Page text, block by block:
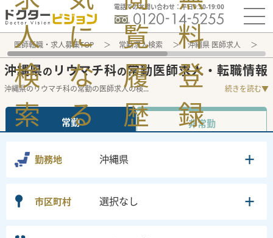
電話でのお問い合わせ：平日9:30-19:00
人
検
索
に
な
る
覧
履
歴
料
登
録
医師転職・求人募集TOP 常勤求人検索 沖縄県 医師求人
沖縄県の リウマチ科の常勤医師求人・転職情報
沖縄県のリウマチ科の常勤の医師求人の検... 続きを読む▼
常勤 非常勤
勤務地 沖縄県
市区町村 選択なし